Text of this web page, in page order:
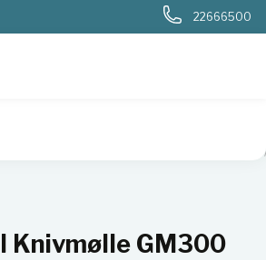
22666500
Knivmølle GM300